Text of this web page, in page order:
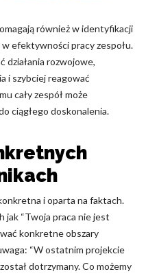
również w identyfikacji
efektywności pracy zespołu.
działania rozwojowe,
i szybciej reagować
cały zespół może
ciągłego doskonalenia.
i oparta na faktach.
jak “Twoja praca nie jest
konkretne obszary
“W ostatnim projekcie
dotrzymany. Co możemy